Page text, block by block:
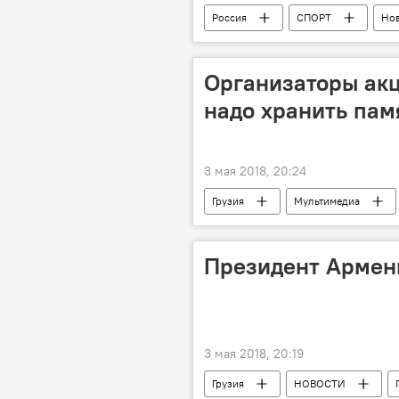
Россия СПОРТ
ФИФА
Чемпионат мира по
Организаторы
надо хранить
3 мая 2018, 20:24
Грузия Мультимедиа
Пресс-центр Sputnik Грузия
Президент
3 мая 2018, 20:19
Грузия НОВОСТИ